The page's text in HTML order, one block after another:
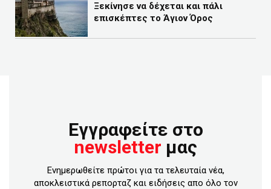
Ξεκίνησε να δέχεται και πάλι
επισκέπτες το Άγιον Όρος
Εγγραφείτε στο
newsletter μας
Ενημερωθείτε πρώτοι για τα τελευταία νέα,
αποκλειστικά ρεπορταζ και ειδήσεις απο όλο τον